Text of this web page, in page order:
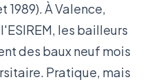
1989). À Valence,
les bailleurs
des baux neuf mois
Pratique, mais